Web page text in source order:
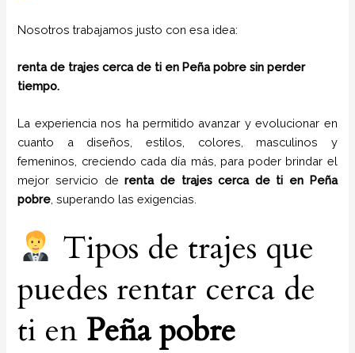
Nosotros trabajamos justo con esa idea:
renta de trajes cerca de ti en Peña pobre sin perder
tiempo.
La experiencia nos ha permitido avanzar y evolucionar en
cuanto a diseños, estilos, colores, masculinos y
femeninos, creciendo cada día más, para poder brindar el
mejor servicio derenta de trajes cerca de ti en Peña
pobre , superando las exigencias.
Tipos de trajes que
puedes rentar cerca de
ti enPeña pobre